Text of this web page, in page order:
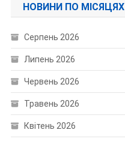
НОВИНИ ПО МІСЯЦЯХ
Серпень 2026
Липень 2026
Червень 2026
Травень 2026
Квітень 2026